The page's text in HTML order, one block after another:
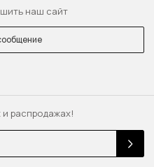
распродажах!
наш сайт